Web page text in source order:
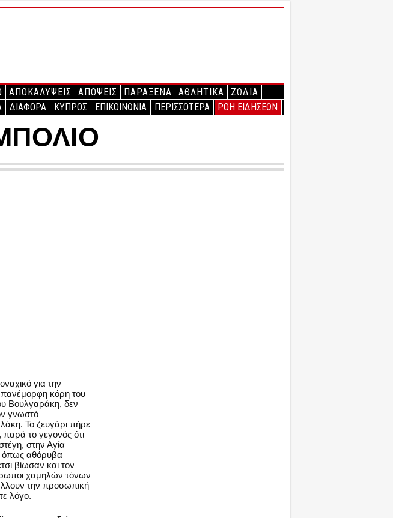
ΑΠΟΚΑΛΥΨΕΙΣ ΑΠΟΨΕΙΣ ΠΑΡΑΞΕΝΑ ΑΘΛΗΤΙΚΑ
ΖΩΔΙΑ
ΔΙΑΦΟΡΑ ΚΥΠΡΟΣ ΕΠΙΚΟΙΝΩΝΙΑ ΠΕΡΙΣΣΟΤΕΡΑ ΡΟΗ ΕΙΔΗΣΕΩΝ
για την
κόρη του
Βουλγαράκη, δεν
γνωστό
Το ζευγάρι πήρε
το γεγονός ότι
στην Αγία
όπως αθόρυβα
βίωσαν και τον
χαμηλών τόνων
την προσωπική
λόγο.